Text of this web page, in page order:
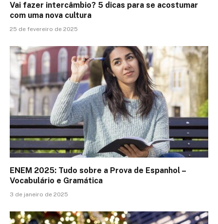
Vai fazer intercâmbio? 5 dicas para se acostumar
com uma nova cultura
25 de fevereiro de 2025
ENEM 2025: Tudo sobre a Prova de Espanhol –
Vocabulário e Gramática
3 de janeiro de 2025